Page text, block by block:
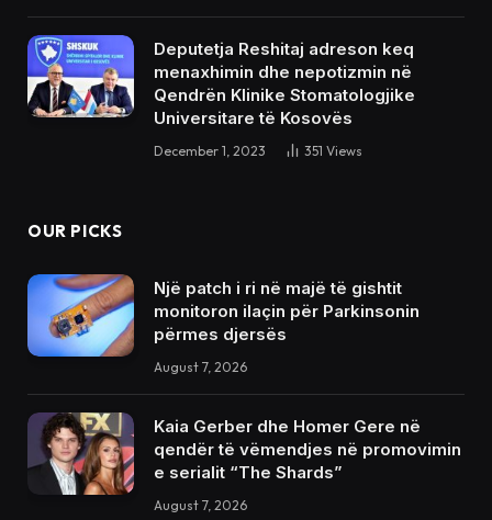
Deputetja Reshitaj adreson keq
menaxhimin dhe nepotizmin në
Qendrën Klinike Stomatologjike
Universitare të Kosovës
December 1, 2023 351 Views
OUR PICKS
Një patch i ri në majë të gishtit
monitoron ilaçin për Parkinsonin
përmes djersës
August 7, 2026
Kaia Gerber dhe Homer Gere në
qendër të vëmendjes në promovimin
e serialit “The Shards”
August 7, 2026